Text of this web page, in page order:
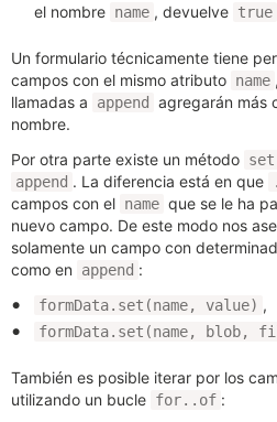
el nombre name , devuelve true
Un formulario técnicamente tiene
campos con el mismo atributo name
llamadas a
append
agregarán más
nombre.
Por otra parte existe un método set
append . La diferencia está en que
campos con el name que se le ha
nuevo campo. De este modo nos
solamente un campo con
como en
append :
formData.set(name, value) ,
formData.set(name, blob,
También es posible iterar por los
utilizando un bucle for..of :